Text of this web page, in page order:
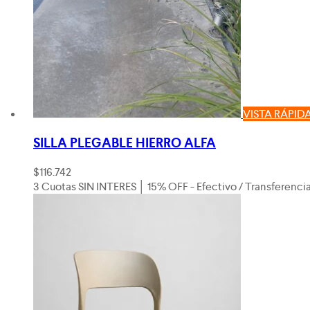
VISTA
SILLA PLEGABLE HIERRO ALFA
$116.742
3 Cuotas SIN INTERES │ 15% OFF - Efectivo /